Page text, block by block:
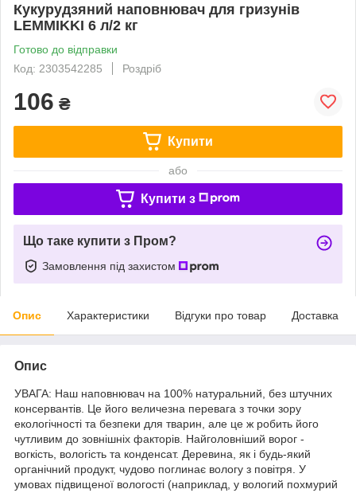
Кукурудзяний наповнювач для гризунів
LEMMIKKI 6 л/2 кг
Готово до відправки
Код: 2303542285
Роздріб
106 ₴
Купити
або
Купити з
Що таке купити з Пром?
Замовлення під захистом
Опис Характеристики Відгуки про товар Доставка
Опис
УВАГА: Наш наповнювач на 100% натуральний, без штучних
консервантів. Це його величезна перевага з точки зору
екологічності та безпеки для тварин, але це ж робить його
чутливим до зовнішніх факторів. Найголовніший ворог -
вогкість, вологість та конденсат. Деревина, як і будь-який
органічний продукт, чудово поглинає вологу з повітря. У
умовах підвищеної вологості (наприклад, у вологий похмурий